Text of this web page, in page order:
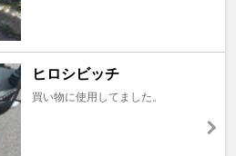
ヒロシビッチ
買い物に使用してました。